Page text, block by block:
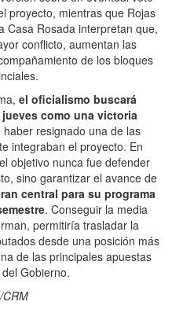
proyecto, mientras que Rojas
Casa Rosada interpretan que,
conflicto, aumentan las
de los bloques
el oficialismo buscará
como una victoria
resignado una de las
integraban el proyecto. En
objetivo nunca fue defender
sino garantizar el avance de
central para su programa
. Conseguir la media
permitiría trasladar la
desde una posición más
de las principales apuestas
Gobierno.
CRM